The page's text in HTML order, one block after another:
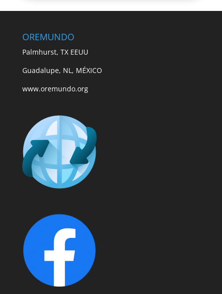
OREMUNDO
Palmhurst, TX EEUU
Guadalupe, NL, MÉXICO
www.oremundo.org